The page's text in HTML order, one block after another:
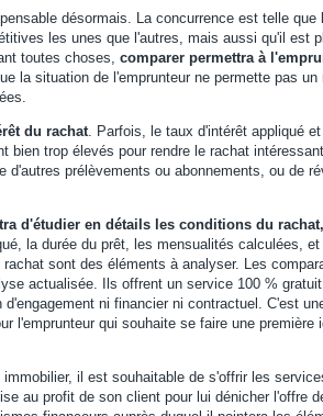
désormais. La concurrence est telle que
les unes que l'autres, mais aussi qu'il est
toutes choses, comparer permettra à
la situation de l'emprunteur ne permette pas un
du rachat. Parfois, le taux d'intérêt appliqué
bien trop élevés pour rendre le rachat
d'autres prélèvements ou abonnements, ou de
d'étudier en détails les conditions du
la durée du prêt, les mensualités calculées,
sont des éléments à analyser. Les
actualisée. Ils offrent un service 100 %
ni financier ni contractuel. C'est
l'emprunteur qui souhaite se faire une première
il est souhaitable de s'offrir les
au profit de son client pour lui dénicher l'offre